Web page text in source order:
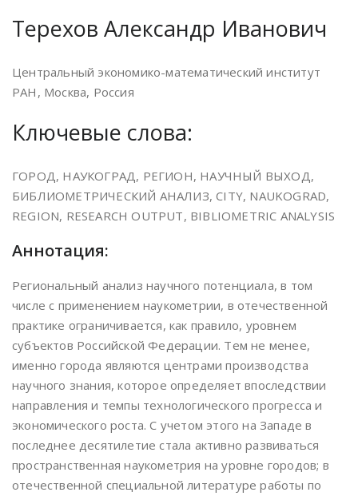
Терехов Александр Иванович
Центральный экономико-математический институт
РАН, Москва, Россия
Ключевые слова:
ГОРОД, НАУКОГРАД, РЕГИОН, НАУЧНЫЙ ВЫХОД,
БИБЛИОМЕТРИЧЕСКИЙ АНАЛИЗ, CITY, NAUKOGRAD,
REGION, RESEARCH OUTPUT, BIBLIOMETRIC ANALYSIS
Аннотация:
Региональный анализ научного потенциала, в том
числе с применением наукометрии, в отечественной
практике ограничивается, как правило, уровнем
субъектов Российской Федерации. Тем не менее,
именно города являются центрами производства
научного знания, которое определяет впоследствии
направления и темпы технологического прогресса и
экономического роста. С учетом этого на Западе в
последнее десятилетие стала активно развиваться
пространственная наукометрия на уровне городов; в
отечественной специальной литературе работы по